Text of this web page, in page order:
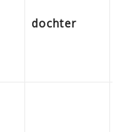
dochter